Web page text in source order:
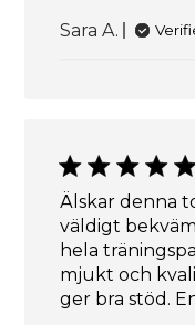
Sara A.
Älskar denna
väldigt
hela
mjukt och
ger bra stöd.